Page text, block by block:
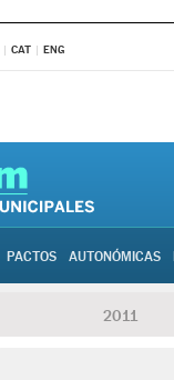
CAT ENG
PACTOS AUTONÓMICAS
2011